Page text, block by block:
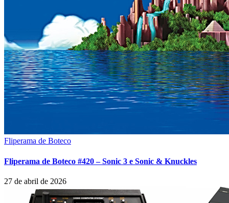
Fliperama de Boteco
Fliperama de Boteco #420 – Sonic 3 e Sonic & Knuckles
27 de abril de 2026